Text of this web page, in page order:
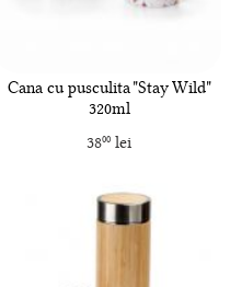
Cana cu pusculita "Stay Wild"
320ml
3800lei